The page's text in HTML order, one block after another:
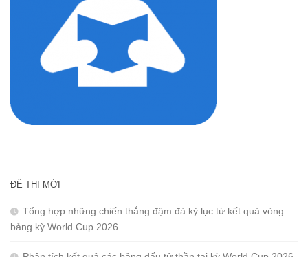
ĐỀ THI MỚI
Tổng hợp những chiến thắng đậm đà kỷ lục từ kết quả vòng
bảng kỳ World Cup 2026